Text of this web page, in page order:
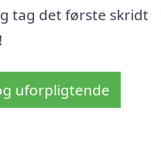
tag det første skridt
uforpligtende